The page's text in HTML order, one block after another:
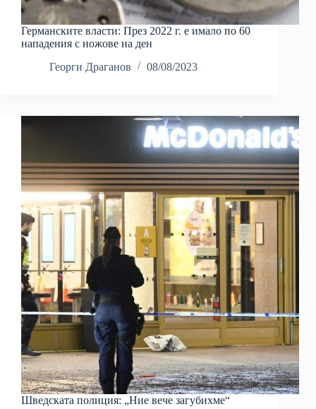
Германските власти: През 2022 г. е имало по 60
нападения с ножове на ден
Георги Драганов
08/08/2023
Шведската полиция: „Ние вече загубихме“